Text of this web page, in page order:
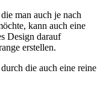
man auch je nach
kann auch eine
Design darauf
erstellen.
die auch eine reine